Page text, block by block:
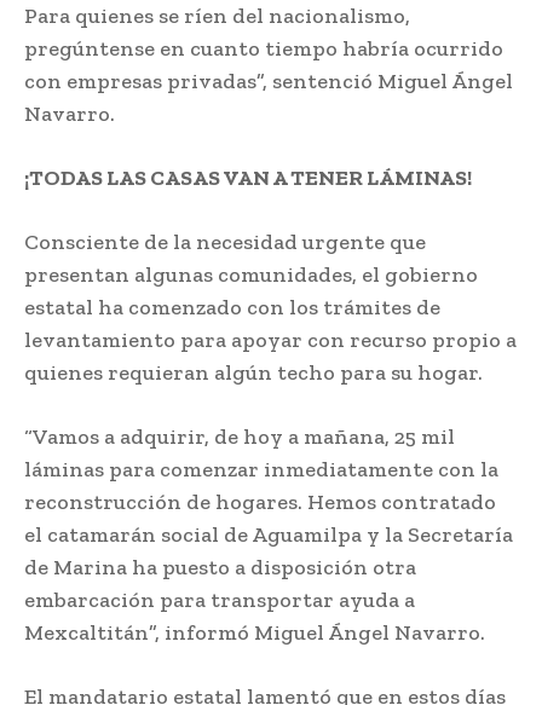
Para quienes se ríen del nacionalismo,
pregúntense en cuanto tiempo habría ocurrido
con empresas privadas”, sentenció Miguel Ángel
Navarro.
¡TODAS LAS CASAS VAN A TENER LÁMINAS!
Consciente de la necesidad urgente que
presentan algunas comunidades, el gobierno
estatal ha comenzado con los trámites de
levantamiento para apoyar con recurso propio a
quienes requieran algún techo para su hogar.
“Vamos a adquirir, de hoy a mañana, 25 mil
láminas para comenzar inmediatamente con la
reconstrucción de hogares. Hemos contratado
el catamarán social de Aguamilpa y la Secretaría
de Marina ha puesto a disposición otra
embarcación para transportar ayuda a
Mexcaltitán”, informó Miguel Ángel Navarro.
El mandatario estatal lamentó que en estos días